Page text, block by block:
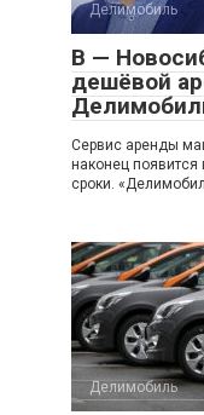
Делимобиль
В —
дешёвой
Сервис аренды
наконец появится
сроки.
Делимобиль